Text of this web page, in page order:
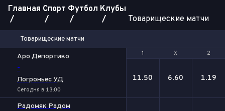
Главная Спорт Футбол Клубы
Товарищеские матчи
Товарищеские матчи
1 Х 2
Аро Депортиво
-
Логроньес УД
Сегодня в 13:00
1 Х 2
11.50 6.60 1.19
Радомяк Радом